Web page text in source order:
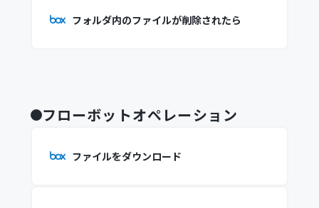
フォルダ内のファイルが削除されたら
フローボットオペレーション
ファイルをダウンロード